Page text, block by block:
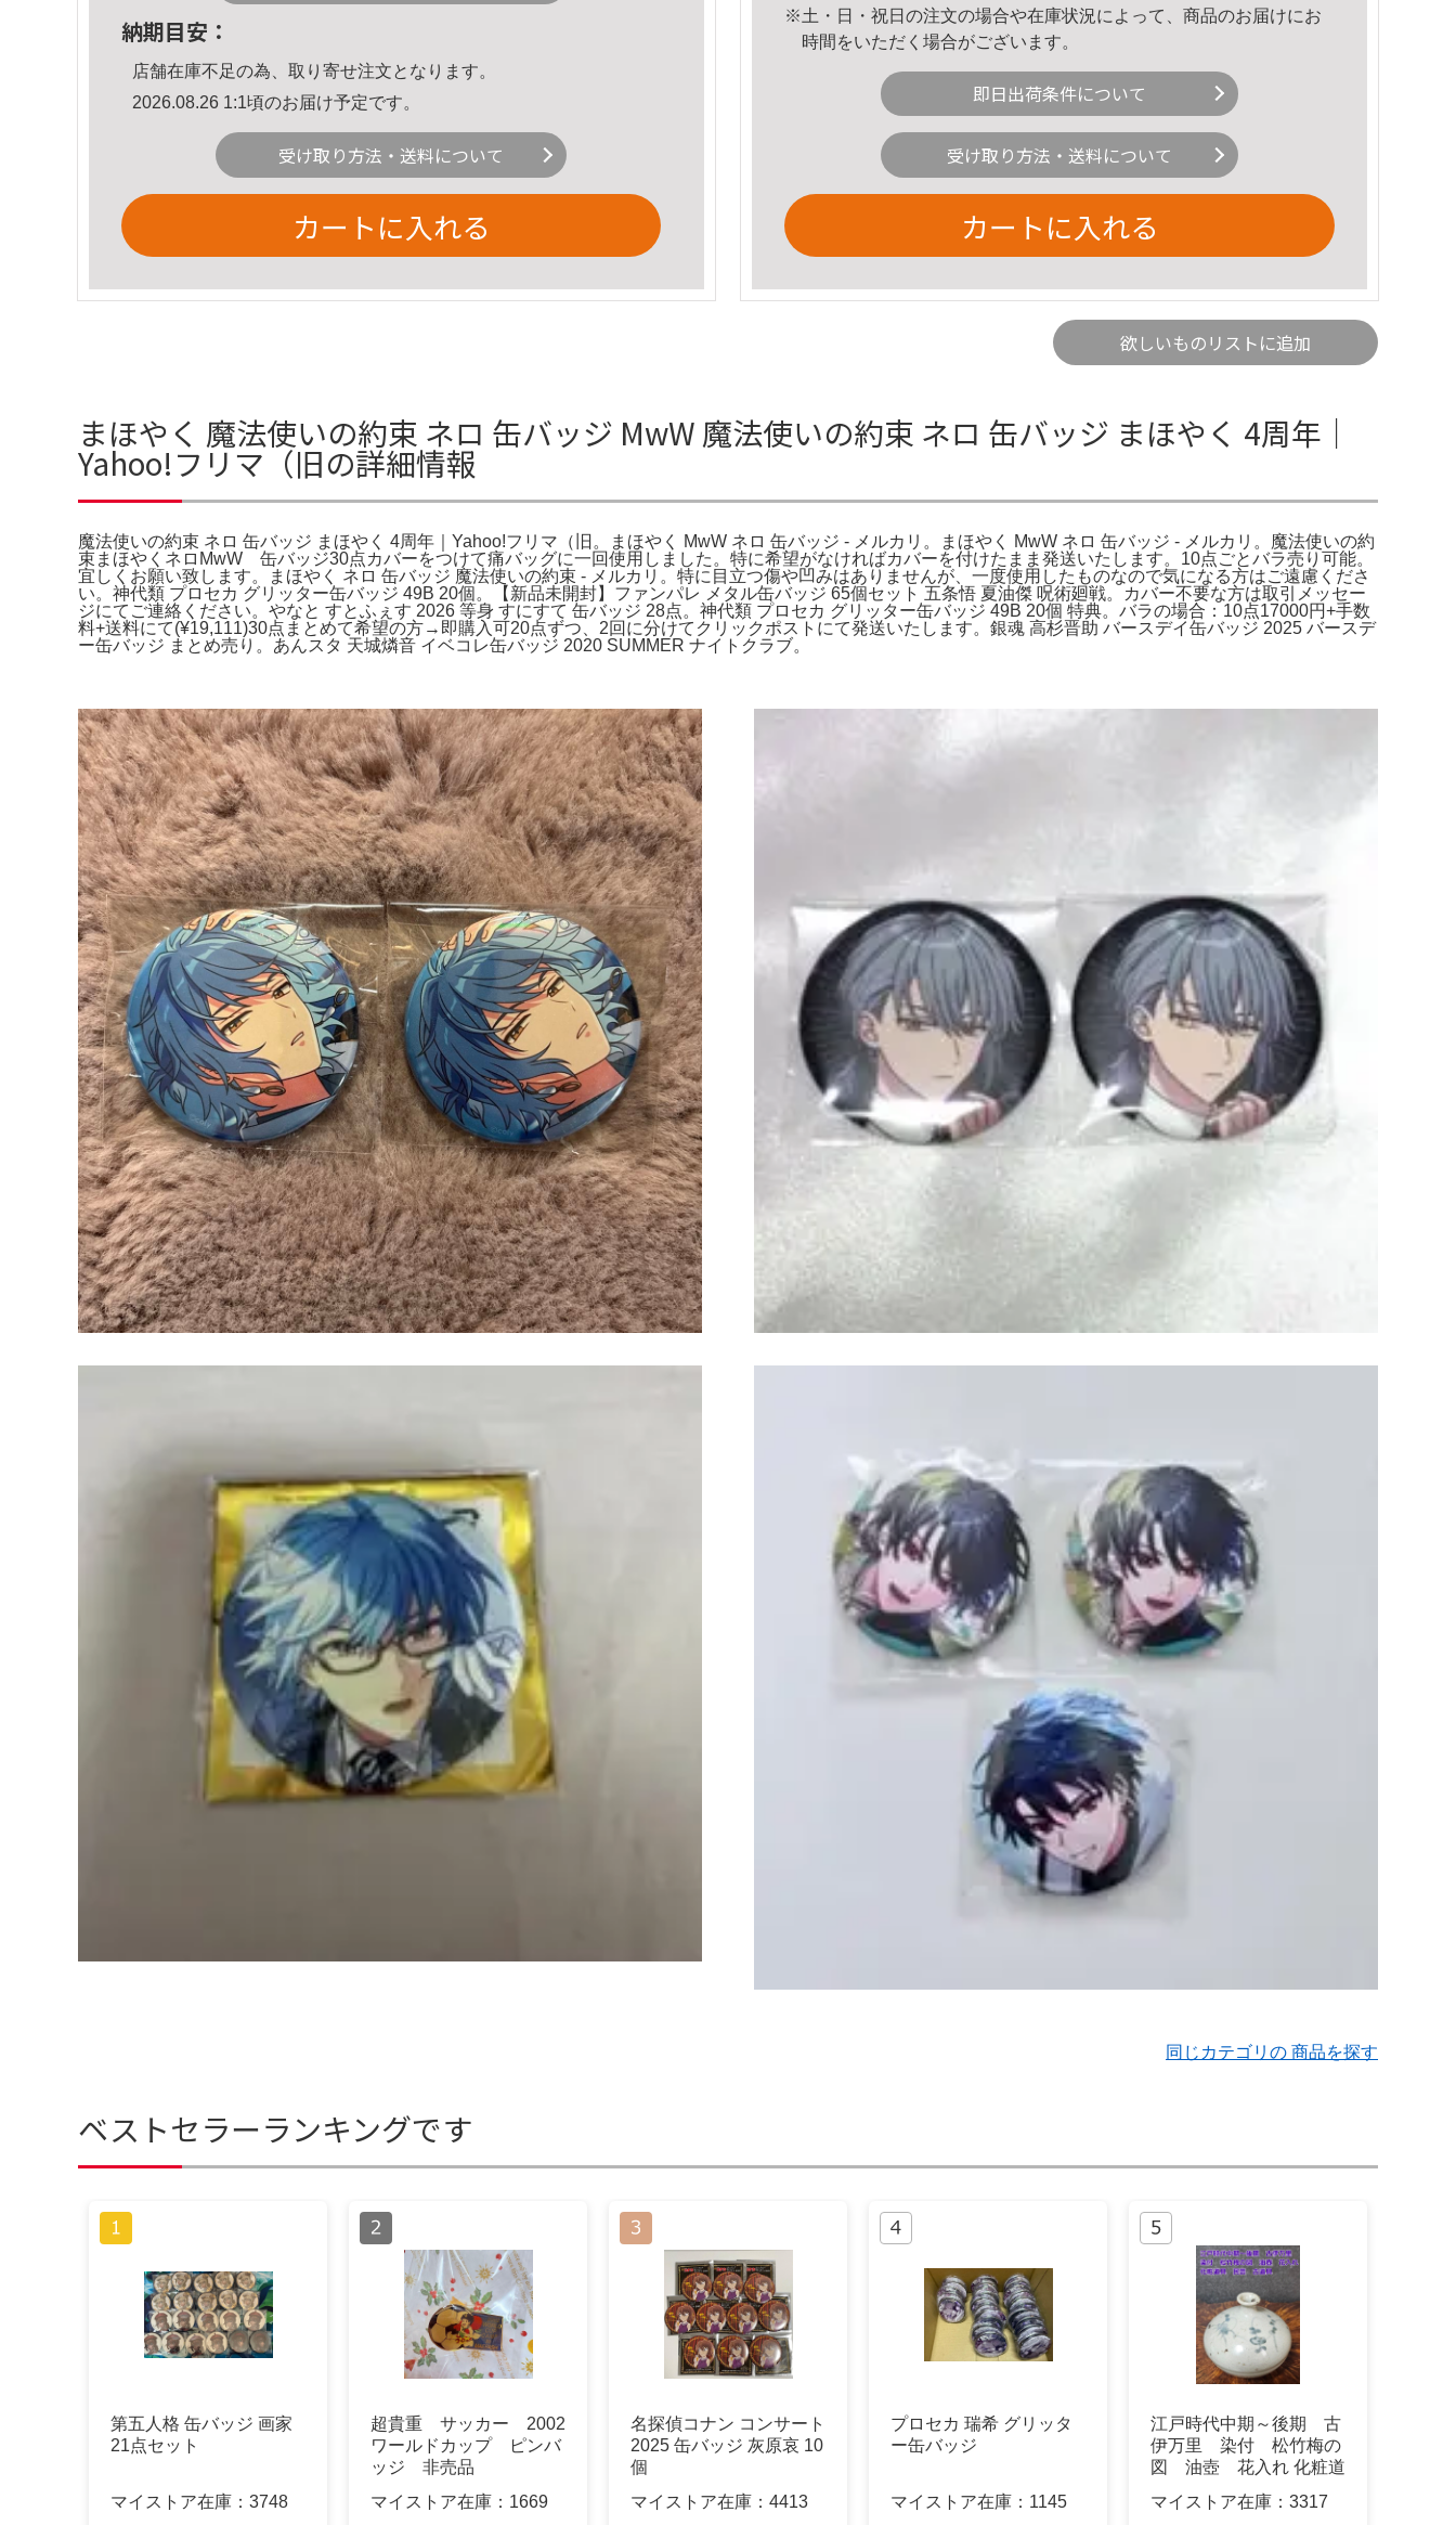
納期目安：
店舗在庫不足の為、取り寄せ注文となります。
2026.08.26 1:1頃のお届け予定です。
受け取り方法・送料について
カートに入れる
※土・日・祝日の注文の場合や在庫状況によって、商品のお届けにお
時間をいただく場合がございます。
即日出荷条件について
受け取り方法・送料について
カートに入れる
欲しいものリストに追加
まほやく 魔法使いの約束 ネロ 缶バッジ MwW 魔法使いの約束 ネロ 缶バッジ まほやく 4周年｜
Yahoo!フリマ（旧の詳細情報
魔法使いの約束 ネロ 缶バッジ まほやく 4周年｜Yahoo!フリマ（旧。まほやく MwW ネロ 缶バッジ - メルカリ。まほやく MwW ネロ 缶バッジ - メルカリ。魔法使いの約
束まほやくネロMwW 缶バッジ30点カバーをつけて痛バッグに一回使用しました。特に希望がなければカバーを付けたまま発送いたします。10点ごとバラ売り可能。
宜しくお願い致します。まほやく ネロ 缶バッジ 魔法使いの約束 - メルカリ。特に目立つ傷や凹みはありませんが、一度使用したものなので気になる方はご遠慮くださ
い。神代類 プロセカ グリッター缶バッジ 49B 20個。【新品未開封】ファンパレ メタル缶バッジ 65個セット 五条悟 夏油傑 呪術廻戦。カバー不要な方は取引メッセー
ジにてご連絡ください。やなと すとふぇす 2026 等身 すにすて 缶バッジ 28点。神代類 プロセカ グリッター缶バッジ 49B 20個 特典。バラの場合：10点17000円+手数
料+送料にて(¥19,111)30点まとめて希望の方→即購入可20点ずつ、2回に分けてクリックポストにて発送いたします。銀魂 高杉晋助 バースデイ缶バッジ 2025 バースデ
ー缶バッジ まとめ売り。あんスタ 天城燐音 イベコレ缶バッジ 2020 SUMMER ナイトクラブ。
同じカテゴリの 商品を探す
ベストセラーランキングです
第五人格 缶バッジ 画家
21点セット
マイストア在庫： 3748
超貴重 サッカー 2002
ワールドカップ ピンバ
ッジ 非売品
マイストア在庫： 1669
名探偵コナン コンサート
2025 缶バッジ 灰原哀 10
個
マイストア在庫： 4413
プロセカ 瑞希 グリッタ
ー缶バッジ
マイストア在庫： 1145
江戸時代中期～後期 古
伊万里 染付 松竹梅の
図 油壺 花入れ 化粧道
マイストア在庫： 3317